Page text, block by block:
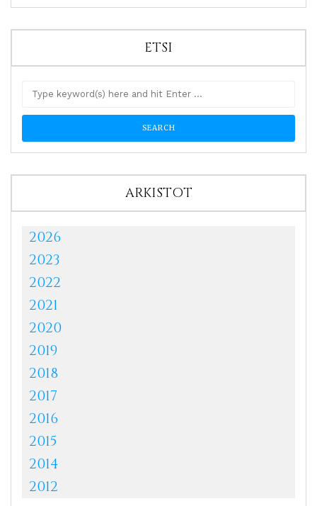
ETSI
ARKISTOT
2026
2023
2022
2021
2020
2019
2018
2017
2016
2015
2014
2012